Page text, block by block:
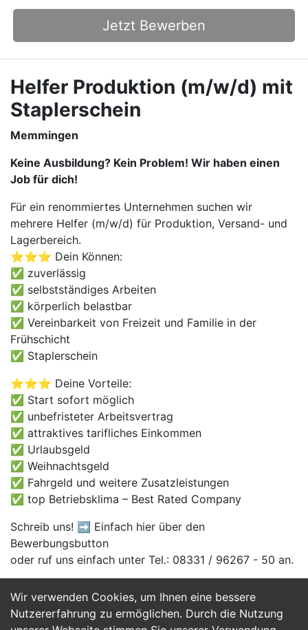
Wir verwenden Cookies, um Ihnen eine bessere
Nutzererfahrung zu ermöglichen. Durch die Nutzung
Jetzt Bewerben
Helfer Produktion (m/w/d) mit
Staplerschein
Memmingen
Keine Ausbildung? Kein Problem! Wir haben einen
Job für dich!
Für ein renommiertes Unternehmen suchen wir
mehrere Helfer (m/w/d) für Produktion, Versand- und
Lagerbereich.
⭐⭐⭐ Dein Können:
✅ zuverlässig
✅ selbstständiges Arbeiten
✅ körperlich belastbar
✅ Vereinbarkeit von Freizeit und Familie in der
Frühschicht
✅ Staplerschein
⭐⭐⭐ Deine Vorteile:
✅ Start sofort möglich
✅ unbefristeter Arbeitsvertrag
✅ attraktives tarifliches Einkommen
✅ Urlaubsgeld
✅ Weihnachtsgeld
✅ Fahrgeld und weitere Zusatzleistungen
✅ top Betriebsklima – Best Rated Company
Schreib uns! ➡️ Einfach hier über den
Bewerbungsbutton
oder ruf uns einfach unter Tel.: 08331 / 96267 - 50 an.
Jetzt Bewerben